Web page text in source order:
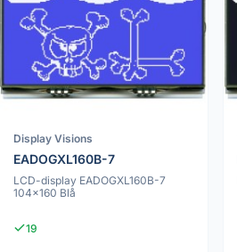
Display Visions
EADOGXL160B-7
LCD-display EADOGXL160B-7
104x160 Blå
19